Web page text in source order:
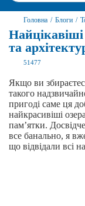
Головна / Блоги /
та
51477
Якщо ви
такого
пригоді саме ця
найкрасивіші
пам’ятки.
все банально, я
що відвідали всі